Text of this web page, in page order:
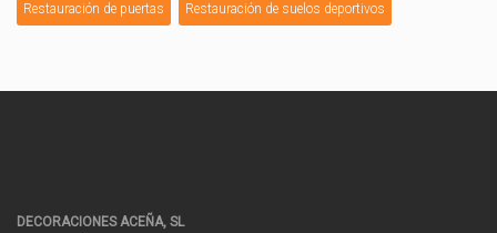
Restauración de puertas Restauración de suelos deportivos
DECORACIONES ACEÑA, SL